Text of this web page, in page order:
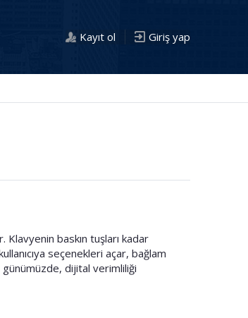
Kayıt ol Giriş yap
Klavyenin baskın tuşları kadar
seçenekleri açar, bağlam
günümüzde, dijital verimliliği